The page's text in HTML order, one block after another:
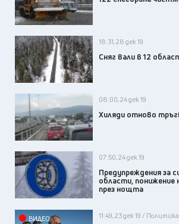
18:31, 28 дек 19
Сняг вали в 12
08:00, 24 дек 19
Хиляди отново
07:50, 24 дек 19
Предупреждения за
области,
през нощта
ВИДЕО 11:49, 23 дек 19 / Политика